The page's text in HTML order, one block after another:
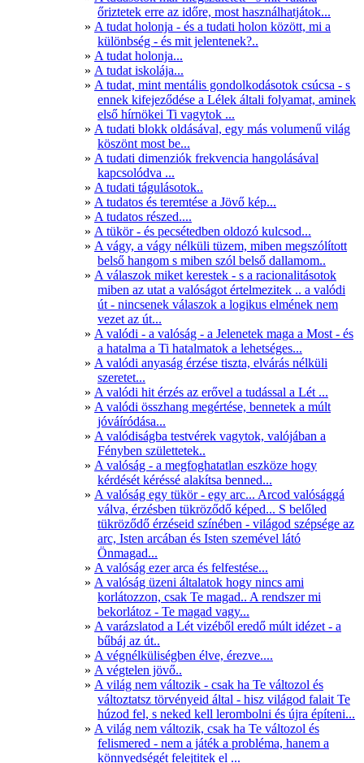
őriztetek erre az időre, most használhatjátok...
A tudat holonja - és a tudati holon között, mi a
különbség - és mit jelentenek?..
A tudat holonja...
A tudat iskolája...
A tudat, mint mentális gondolkodásotok csúcsa - s
ennek kifejeződése a Lélek általi folyamat, aminek
első hírnökei Ti vagytok ...
A tudati blokk oldásával, egy más volumenű világ
köszönt most be...
A tudati dimenziók frekvencia hangolásával
kapcsolódva ...
A tudati tágulásotok..
A tudatos és teremtése a Jövő kép...
A tudatos részed....
A tükör - és pecsétedben oldozó kulcsod...
A vágy, a vágy nélküli tüzem, miben megszólított
belső hangom s miben szól belső dallamom..
A válaszok miket kerestek - s a racionalitásotok
miben az utat a valóságot értelmezitek .. a valódi
út - nincsenek válaszok a logikus elmének nem
vezet az út...
A valódi - a valóság - a Jelenetek maga a Most - és
a hatalma a Ti hatalmatok a lehetséges...
A valódi anyaság érzése tiszta, elvárás nélküli
szeretet...
A valódi hit érzés az erővel a tudással a Lét ...
A valódi összhang megértése, bennetek a múlt
jóváíródása...
A valódiságba testvérek vagytok, valójában a
Fényben születtetek..
A valóság - a megfoghatatlan eszköze hogy
kérdését kéréssé alakítsa benned...
A valóság egy tükör - egy arc... Arcod valósággá
válva, érzésben tükröződő képed... S belőled
tükröződő érzéseid színében - világod szépsége az
arc, Isten arcában és Isten szemével látó
Önmagad...
A valóság ezer arca és felfestése...
A valóság üzeni általatok hogy nincs ami
korlátozzon, csak Te magad.. A rendszer mi
bekorlátoz - Te magad vagy...
A varázslatod a Lét vizéből eredő múlt idézet - a
bűbáj az út..
A végnélküliségben élve, érezve....
A végtelen jövő..
A világ nem változik - csak ha Te változol és
változtatsz törvényeid által - hisz világod falait Te
húzod fel, s neked kell lerombolni és újra építeni...
A világ nem változik, csak ha Te változol és
felismered - nem a játék a probléma, hanem a
könnyedségét felejtitek el ...